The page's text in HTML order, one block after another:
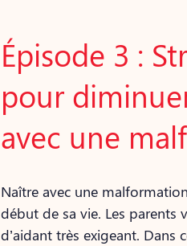
Épisode 3 :
pour
avec une
Naître avec une
début de sa vie. Les
d’aidant très exigeant.